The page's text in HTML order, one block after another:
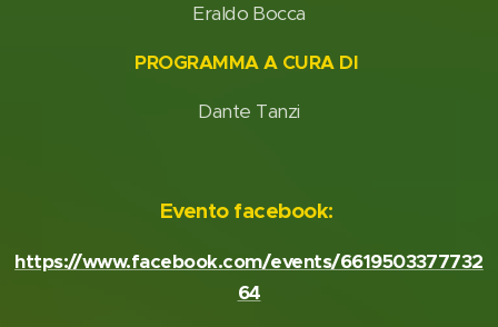
Eraldo Bocca
PROGRAMMA A CURA DI
Dante Tanzi
Evento facebook:
https://www.facebook.com/events/6619503377732
64